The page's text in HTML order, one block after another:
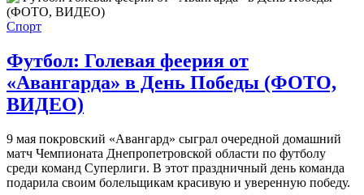
Спорт
Футбол: Голевая феерия от
«Авангарда» в День Победы (ФОТО,
ВИДЕО)
9 мая покровский «Авангард» сыграл очередной домашний
матч Чемпионата Днепропетровской области по футболу
среди команд Суперлиги. В этот праздничный день команда
подарила своим болельщикам красивую и уверенную победу.